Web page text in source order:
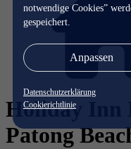
notwendige Cookies”
gespeichert.
Anpassen
Datenschutzerklärung
Cookierichtlinie
Holiday Inn
Patong